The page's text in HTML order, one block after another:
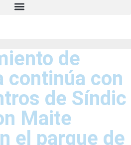
de
continúa con
de Síndic
Maite
el parque de